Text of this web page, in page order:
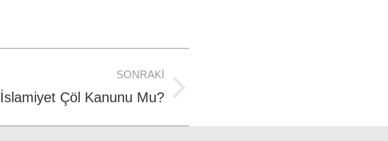
SONRAKI
İslamiyet Çöl Kanunu Mu?